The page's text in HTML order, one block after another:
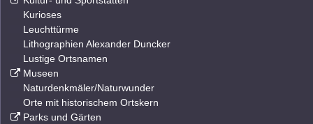
Kurioses
Leuchttürme
Lithographien Alexander Duncker
Lustige Ortsnamen
Museen
Naturdenkmäler/Naturwunder
Orte mit historischem Ortskern
Parks und Gärten